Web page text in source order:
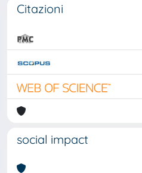
Citazioni
social impact